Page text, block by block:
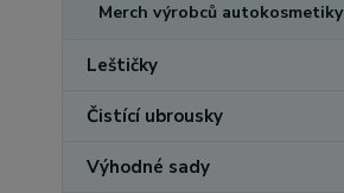
Merch výrobců autokosmetiky
Leštičky
Čistící ubrousky
Výhodné sady